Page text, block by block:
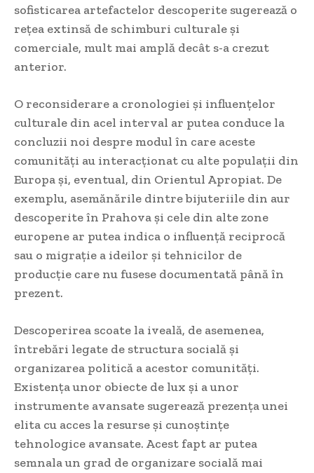
sofisticarea artefactelor descoperite sugerează o
rețea extinsă de schimburi culturale și
comerciale, mult mai amplă decât s-a crezut
anterior.
O reconsiderare a cronologiei și influențelor
culturale din acel interval ar putea conduce la
concluzii noi despre modul în care aceste
comunități au interacționat cu alte populații din
Europa și, eventual, din Orientul Apropiat. De
exemplu, asemănările dintre bijuteriile din aur
descoperite în Prahova și cele din alte zone
europene ar putea indica o influență reciprocă
sau o migrație a ideilor și tehnicilor de
producție care nu fusese documentată până în
prezent.
Descoperirea scoate la iveală, de asemenea,
întrebări legate de structura socială și
organizarea politică a acestor comunități.
Existența unor obiecte de lux și a unor
instrumente avansate sugerează prezența unei
elita cu acces la resurse și cunoștințe
tehnologice avansate. Acest fapt ar putea
semnala un grad de organizare socială mai